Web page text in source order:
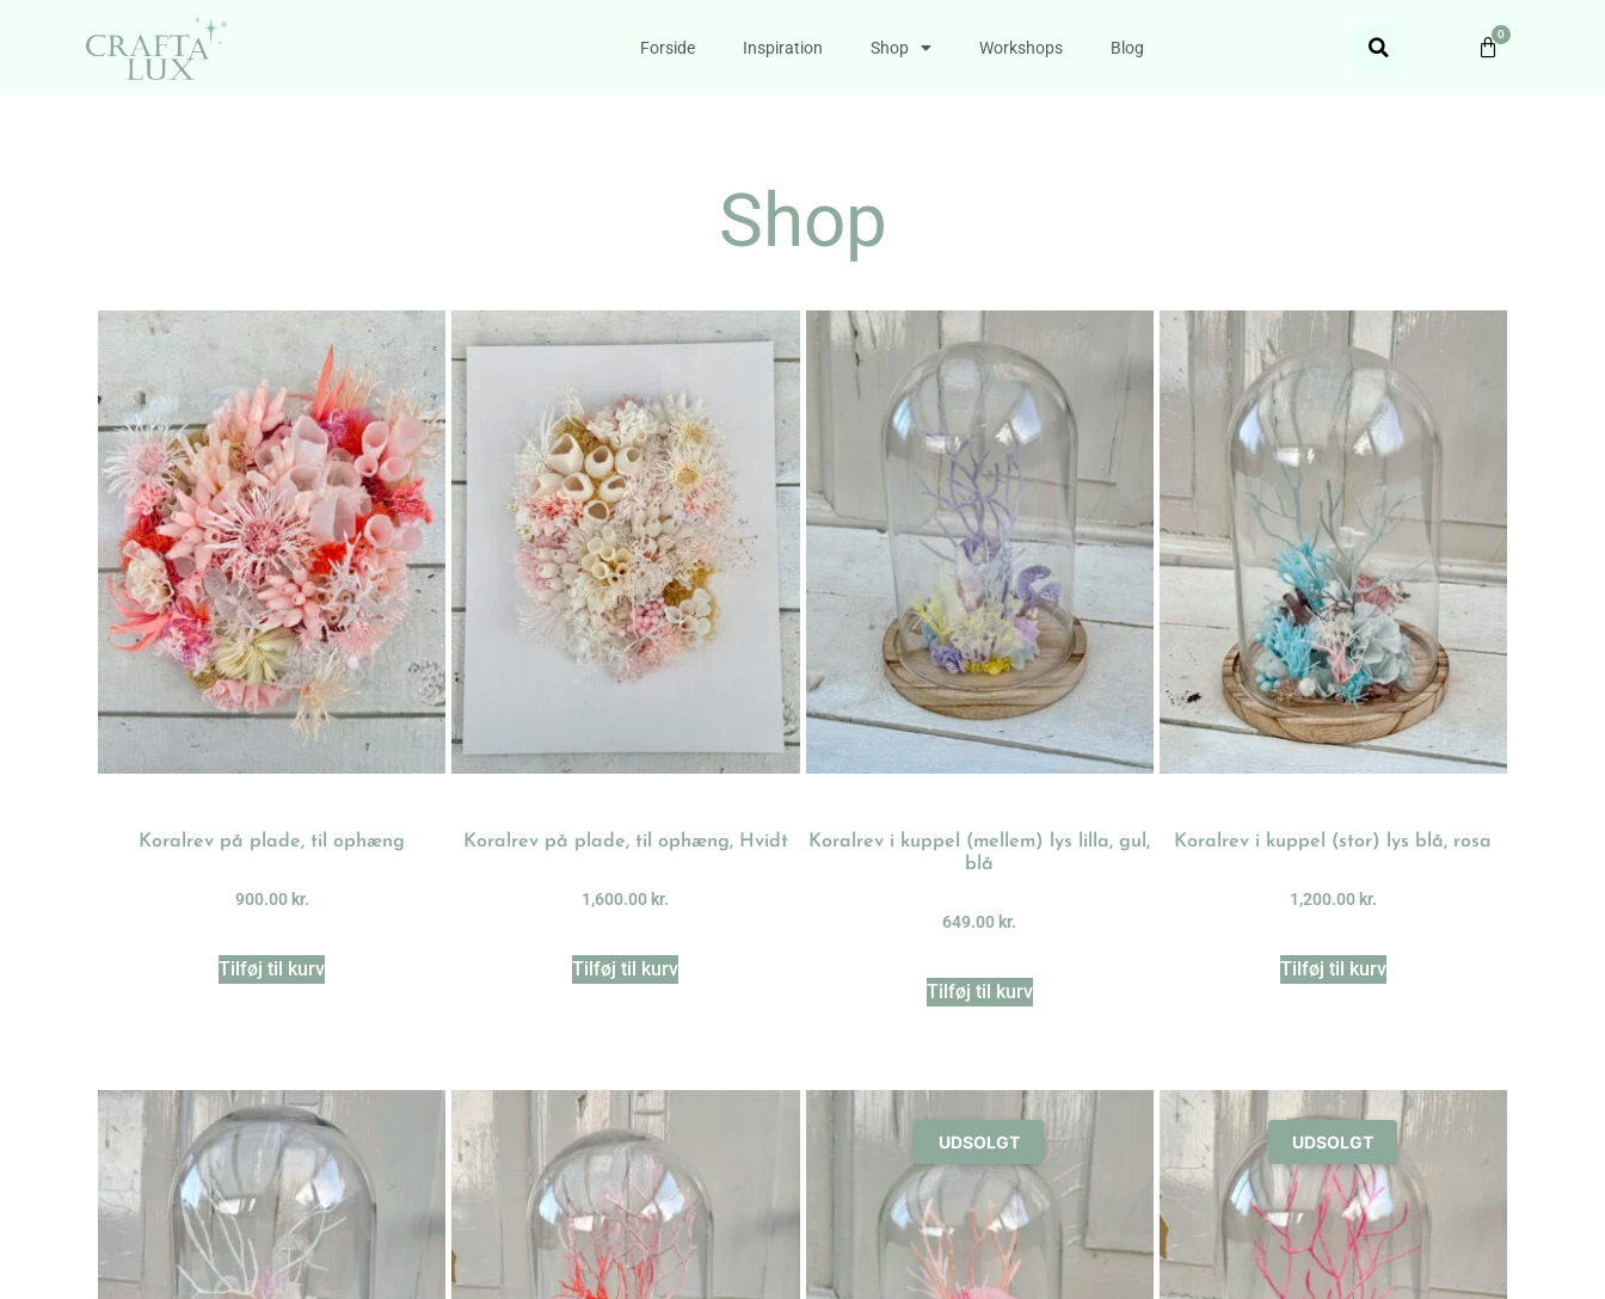
Forside Inspiration Shop Workshops Blog
0
Shop
Koralrev på plade, til ophæng
900.00 kr.
Tilføj til kurv
Koralrev på plade, til ophæng, Hvidt
1,600.00 kr.
Tilføj til kurv
Koralrev i kuppel (mellem) lys lilla, gul,
blå
649.00 kr.
Tilføj til kurv
Koralrev i kuppel (stor) lys blå, rosa
1,200.00 kr.
Tilføj til kurv
UDSOLGT UDSOLGT